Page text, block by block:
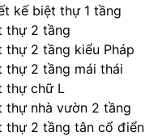
kế biệt thự 1 tầng
thự 2 tầng
thự 2 tầng kiểu Pháp
thự 2 tầng mái thái
thự chữ L
thự nhà vườn 2 tầng
thự 2 tầng tân cổ điển